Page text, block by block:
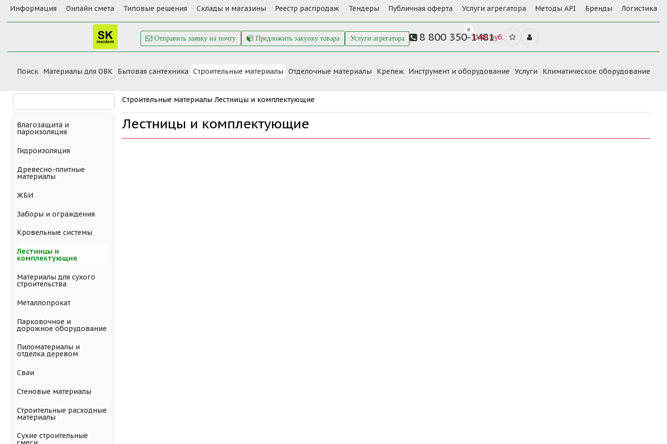
Информация Онлайн смета Типовые решения Склады и магазины Реестр распродаж Тендеры Публичная оферта Услуги агрегатора Методы API Бренды Логистика
Отправить заявку на почту Предложить закупку товара Услуги агрегатора 8 800 350-1481
0
0,00 руб.
Поиск Материалы для ОВК Бытовая сантехника Cтроительные материалы Отделочные материалы Крепеж Инструмент и оборудование Услуги Климатическое оборудование
Cтроительные материалы Лестницы и комплектующие
Лестницы и комплектующие
Влагозащита и
пароизоляция
Гидроизоляция
Древесно-плитные
материалы
ЖБИ
Заборы и ограждения
Кровельные системы
Лестницы и
комплектующие
Материалы для сухого
строительства
Металлопрокат
Парковочное и
дорожное оборудование
Пиломатериалы и
отделка деревом
Сваи
Стеновые материалы
Строительные расходные
материалы
Сухие строительные